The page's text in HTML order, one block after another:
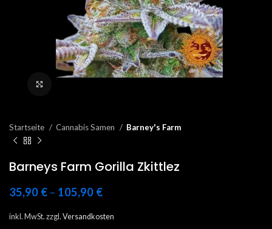
Startseite Cannabis Samen Barney's Farm
Barneys Farm Gorilla Zkittlez
35,90 € – 105,90 €
inkl. MwSt. zzgl. Versandkosten